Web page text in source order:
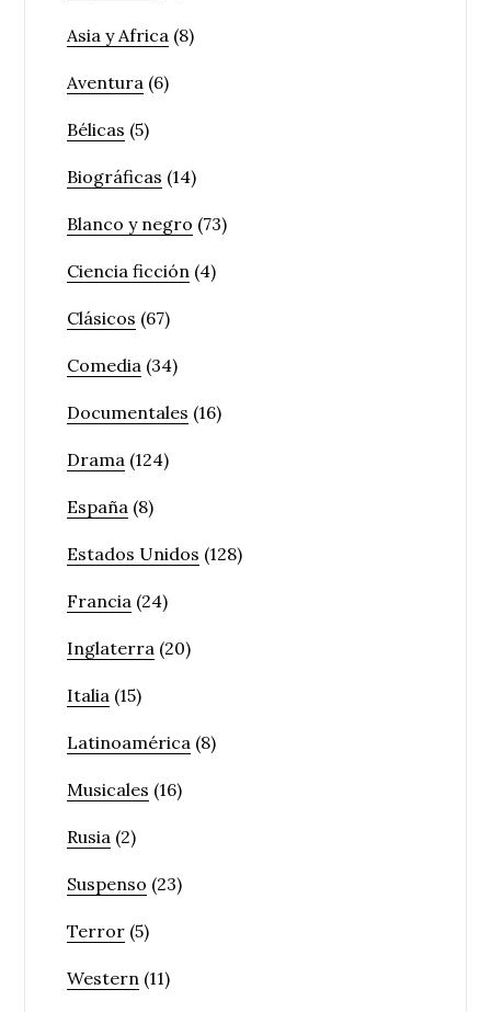
Asia y Africa (8)
Aventura (6)
Bélicas (5)
Biográficas (14)
Blanco y negro (73)
Ciencia ficción (4)
Clásicos (67)
Comedia (34)
Documentales (16)
Drama (124)
España (8)
Estados Unidos (128)
Francia (24)
Inglaterra (20)
Italia (15)
Latinoamérica (8)
Musicales (16)
Rusia (2)
Suspenso (23)
Terror (5)
Western (11)